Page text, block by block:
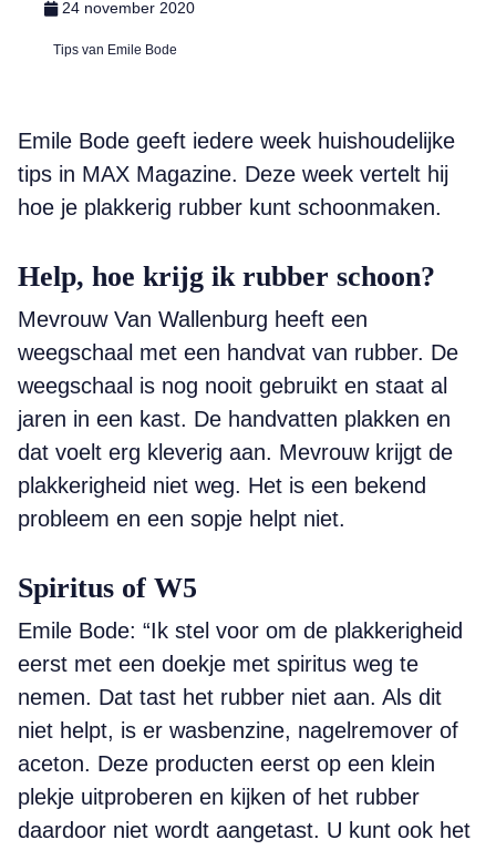
24 november 2020
Tips van Emile Bode
Emile Bode geeft iedere week huishoudelijke
tips in MAX Magazine. Deze week vertelt hij
hoe je plakkerig rubber kunt schoonmaken.
Help, hoe krijg ik rubber schoon?
Mevrouw Van Wallenburg heeft een
weegschaal met een handvat van rubber. De
weegschaal is nog nooit gebruikt en staat al
jaren in een kast. De handvatten plakken en
dat voelt erg kleverig aan. Mevrouw krijgt de
plakkerigheid niet weg. Het is een bekend
probleem en een sopje helpt niet.
Spiritus of W5
Emile Bode: “Ik stel voor om de plakkerigheid
eerst met een doekje met spiritus weg te
nemen. Dat tast het rubber niet aan. Als dit
niet helpt, is er wasbenzine, nagelremover of
aceton. Deze producten eerst op een klein
plekje uitproberen en kijken of het rubber
daardoor niet wordt aangetast. U kunt ook het